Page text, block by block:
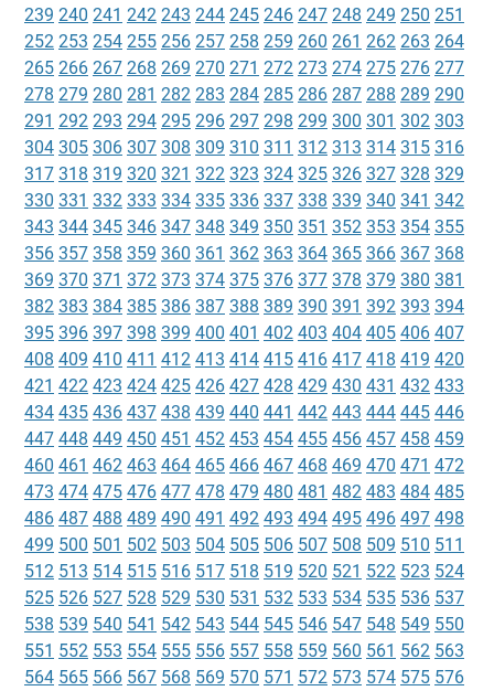
239 240 241 242 243 244 245 246 247 248 249 250 251
252 253 254 255 256 257 258 259 260 261 262 263 264
265 266 267 268 269 270 271 272 273 274 275 276 277
278 279 280 281 282 283 284 285 286 287 288 289 290
291 292 293 294 295 296 297 298 299 300 301 302 303
304 305 306 307 308 309 310 311 312 313 314 315 316
317 318 319 320 321 322 323 324 325 326 327 328 329
330 331 332 333 334 335 336 337 338 339 340 341 342
343 344 345 346 347 348 349 350 351 352 353 354 355
356 357 358 359 360 361 362 363 364 365 366 367 368
369 370 371 372 373 374 375 376 377 378 379 380 381
382 383 384 385 386 387 388 389 390 391 392 393 394
395 396 397 398 399 400 401 402 403 404 405 406 407
408 409 410 411 412 413 414 415 416 417 418 419 420
421 422 423 424 425 426 427 428 429 430 431 432 433
434 435 436 437 438 439 440 441 442 443 444 445 446
447 448 449 450 451 452 453 454 455 456 457 458 459
460 461 462 463 464 465 466 467 468 469 470 471 472
473 474 475 476 477 478 479 480 481 482 483 484 485
486 487 488 489 490 491 492 493 494 495 496 497 498
499 500 501 502 503 504 505 506 507 508 509 510 511
512 513 514 515 516 517 518 519 520 521 522 523 524
525 526 527 528 529 530 531 532 533 534 535 536 537
538 539 540 541 542 543 544 545 546 547 548 549 550
551 552 553 554 555 556 557 558 559 560 561 562 563
564 565 566 567 568 569 570 571 572 573 574 575 576